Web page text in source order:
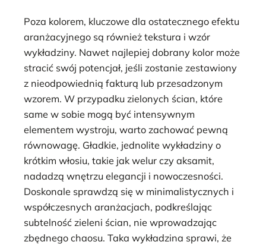
Poza kolorem, kluczowe dla ostatecznego efektu
aranżacyjnego są również tekstura i wzór
wykładziny. Nawet najlepiej dobrany kolor może
stracić swój potencjał, jeśli zostanie zestawiony
z nieodpowiednią fakturą lub przesadzonym
wzorem. W przypadku zielonych ścian, które
same w sobie mogą być intensywnym
elementem wystroju, warto zachować pewną
równowagę. Gładkie, jednolite wykładziny o
krótkim włosiu, takie jak welur czy aksamit,
nadadzą wnętrzu elegancji i nowoczesności.
Doskonale sprawdzą się w minimalistycznych i
współczesnych aranżacjach, podkreślając
subtelność zieleni ścian, nie wprowadzając
zbędnego chaosu. Taka wykładzina sprawi, że